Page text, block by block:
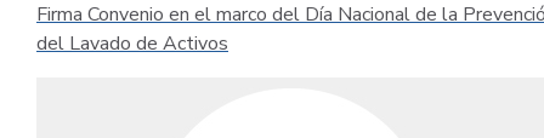
Firma Convenio en el marco del Día Nacional de la
del Lavado de Activos